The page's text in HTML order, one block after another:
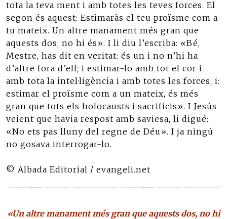
tota la teva ment i amb totes les teves forces. El
segon és aquest: Estimaràs el teu proïsme com a
tu mateix. Un altre manament més gran que
aquests dos, no hi és». I li diu l’escriba: «Bé,
Mestre, has dit en veritat: és un i no n’hi ha
d’altre fora d’ell; i estimar-lo amb tot el cor i
amb tota la intel·ligència i amb totes les forces, i:
estimar el proïsme com a un mateix, és més
gran que tots els holocausts i sacrificis». I Jesús
veient que havia respost amb saviesa, li digué:
«No ets pas lluny del regne de Déu». I ja ningú
no gosava interrogar-lo.
© Albada Editorial / evangeli.net
«Un altre manament més gran que aquests dos, no hi